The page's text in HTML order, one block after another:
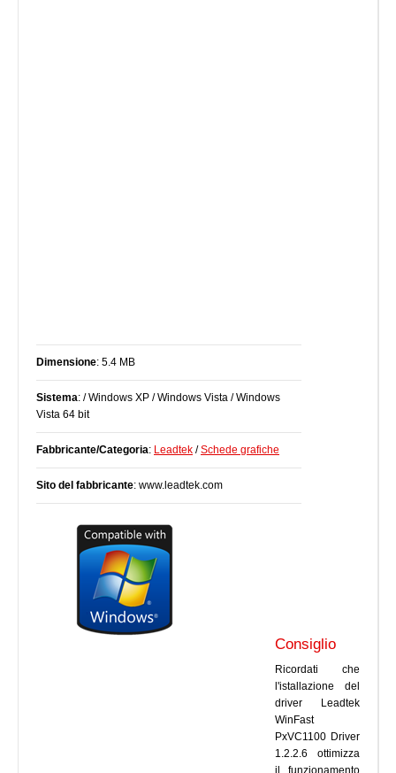
Dimensione: 5.4 MB
Sistema: / Windows XP / Windows Vista / Windows
Vista 64 bit
Fabbricante/Categoria: Leadtek /Schede grafiche
Sito del fabbricante: www.leadtek.com
Consiglio
Ricordati che
l'istallazione del
driver Leadtek
WinFast
PxVC1100 Driver
1.2.2.6 ottimizza
il funzionamento